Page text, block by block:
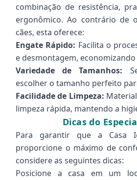
combinação de resistência,
ergonômico. Ao contrário de
cães, esta oferece:
Engate Rápido: Facilita o
e desmontagem,
Variedade de Tamanhos:
escolher o tamanho perfeito
Facilidade de Limpeza:
limpeza rápida, mantendo a
Dicas do
Para garantir que a Casa
proporcione o máximo de
considere as seguintes dicas:
Posicione a casa em um